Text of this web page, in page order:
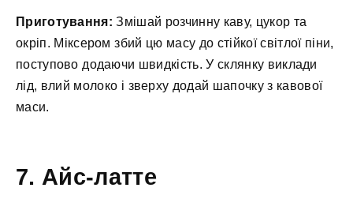
Приготування: Змішай розчинну каву, цукор та
окріп. Міксером збий цю масу до стійкої світлої піни,
поступово додаючи швидкість. У склянку виклади
лід, влий молоко і зверху додай шапочку з кавової
маси.
7. Айс-латте